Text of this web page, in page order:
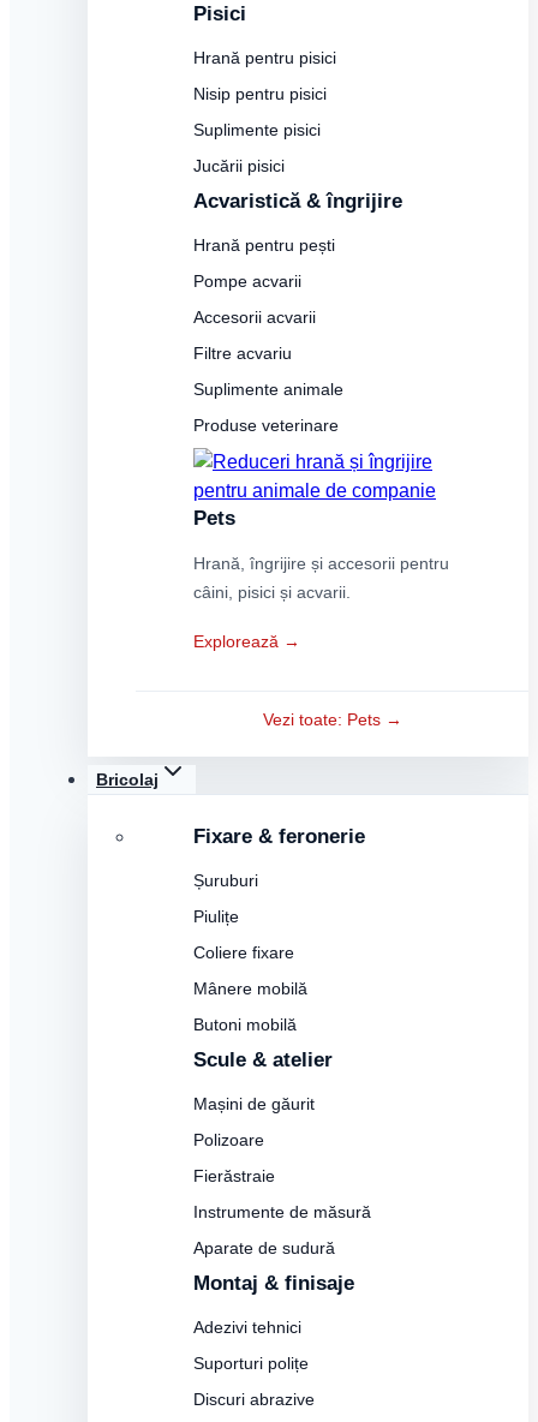
Pisici
Hrană pentru pisici
Nisip pentru pisici
Suplimente pisici
Jucării pisici
Acvaristică & îngrijire
Hrană pentru pești
Pompe acvarii
Accesorii acvarii
Filtre acvariu
Suplimente animale
Produse veterinare
Pets
Hrană, îngrijire și accesorii pentru
câini, pisici și acvarii.
Explorează →
Vezi toate: Pets →
Bricolaj
Fixare & feronerie
Șuruburi
Piulițe
Coliere fixare
Mânere mobilă
Butoni mobilă
Scule & atelier
Mașini de găurit
Polizoare
Fierăstraie
Instrumente de măsură
Aparate de sudură
Montaj & finisaje
Adezivi tehnici
Suporturi polițe
Discuri abrazive